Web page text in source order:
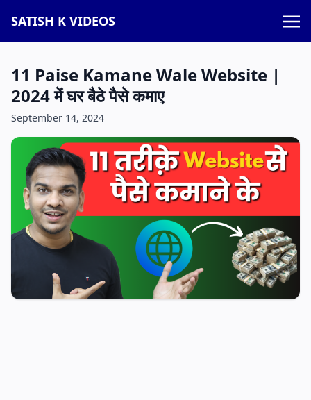
SATISH K VIDEOS
11 Paise Kamane Wale Website |
2024 में घर बैठे पैसे कमाए
September 14, 2024